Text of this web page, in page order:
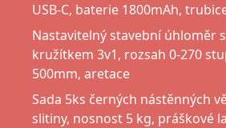
USB-C, baterie 1800mAh,
Nastavitelný stavební úhloměr
kružítkem 3v1, rozsah 0-270
500mm, aretace
Sada 5ks černých nástěnných
slitiny, nosnost 5 kg, práškové